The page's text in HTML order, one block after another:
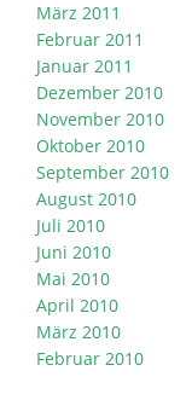
März 2011
Februar 2011
Januar 2011
Dezember 2010
November 2010
Oktober 2010
September 2010
August 2010
Juli 2010
Juni 2010
Mai 2010
April 2010
März 2010
Februar 2010